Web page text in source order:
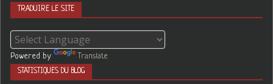
TRADUIRE LE SITE
Powered by Translate
STATISTIQUES DU BLOG